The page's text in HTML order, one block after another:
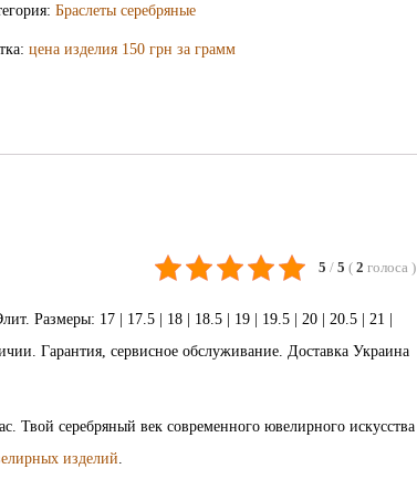
Браслеты серебряные
цена изделия 150 грн за грамм
5 / 5 ( 2 голоса )
Размеры: 17 | 17.5 | 18 | 18.5 | 19 | 19.5 | 20 | 20.5 | 21 |
Гарантия, сервисное обслуживание. Доставка Украина
Твой серебряный век современного ювелирного искусства
изделий.